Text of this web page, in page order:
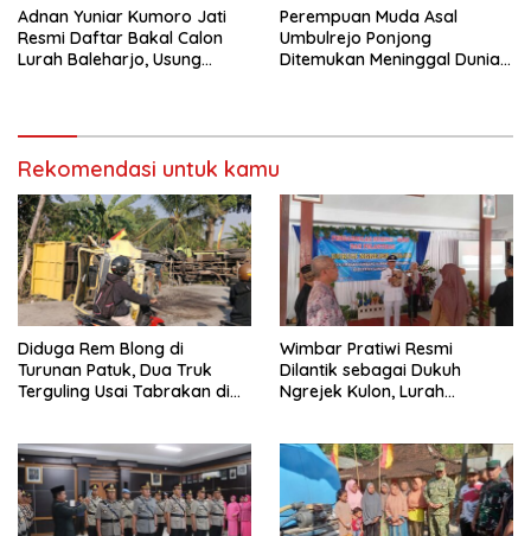
Adnan Yuniar Kumoro Jati
Resmi Daftar Bakal Calon
Lurah Baleharjo, Usung
Perempuan Muda Asal
Umbulrejo Ponjong
Ditemukan Meninggal Dunia
Rekomendasi untuk kamu
Diduga Rem Blong di
Turunan Patuk, Dua Truk
Terguling Usai Tabrakan di
Wimbar Pratiwi Resmi
Dilantik sebagai Dukuh
Ngrejek Kulon, Lurah
Warga